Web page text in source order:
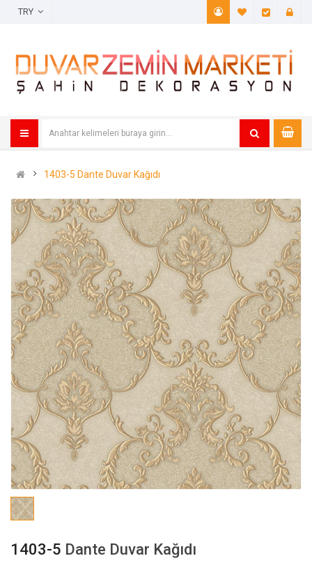
A. Listem
1403-5 Dante Duvar Kağıdı
1403-5 Dante Duvar Kağıdı